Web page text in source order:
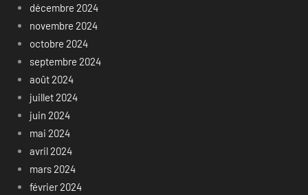
décembre 2024
novembre 2024
octobre 2024
septembre 2024
août 2024
juillet 2024
juin 2024
mai 2024
avril 2024
mars 2024
février 2024